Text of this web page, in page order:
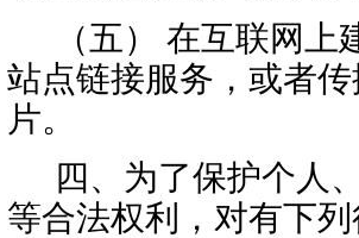
（五） 在互联网
站点链接服务，或者
片。
四、为了保护个人
等合法权利，对有下